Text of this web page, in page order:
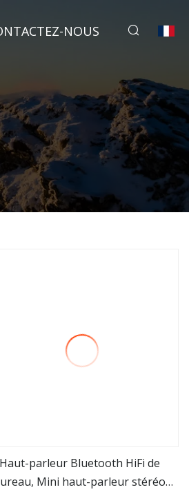
NOUS
Voir plus
Haut-parleur Bluetooth HiFi de
Mini haut-parleur stéréo